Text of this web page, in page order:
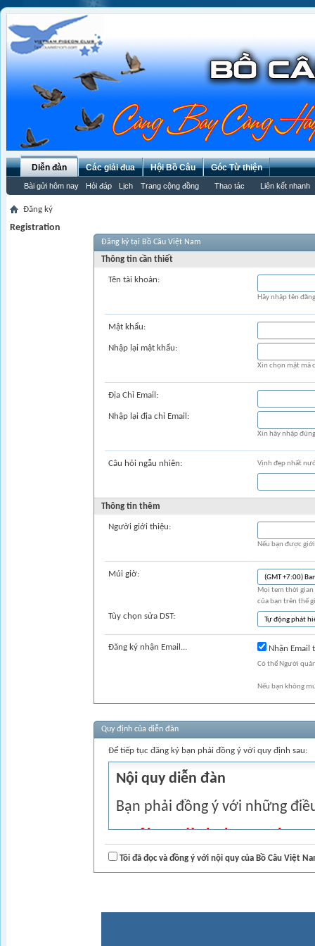
Diễn đàn
Bài gửi hôm nay Hỏi đáp Lịch Trang cộng đồng Thao tác Liên kết nhanh
Các giải đua Hội Bồ Câu Góc Từ thiện
Đăng ký
Registration
Đăng ký tại Bồ Câu Việt Nam
Thông tin cần thiết
Tên tài khoản:
Hãy nhập tên
Mật khẩu:
Nhập lại mật khẩu:
Xin chọn mật mã
Ðịa Chỉ Email:
Nhập lại địa chỉ Email:
Xin hãy nhập
Câu hỏi ngẫu nhiên: Vịnh đẹp nhất
Thông tin thêm
Người giới thiệu:
Nếu bạn được
Múi giờ:
Mọi tem thời
của bạn trên thế
Tùy chọn sửa DST:
Đăng ký nhận Email... Nhận Email
Có thể Người
Nếu bạn không
Quy định của diễn đàn
Để tiếp tục đăng ký bạn phải đồng ý với quy định sau:
Nội quy diễn đàn
Bạn phải đồng ý với những
A Nội quy dành cho member
I. Nội quy thành viên
cách mạng, các vị lãnh đạo
Tôi đã đọc và đồng ý với nội quy của Bồ Câu Việt